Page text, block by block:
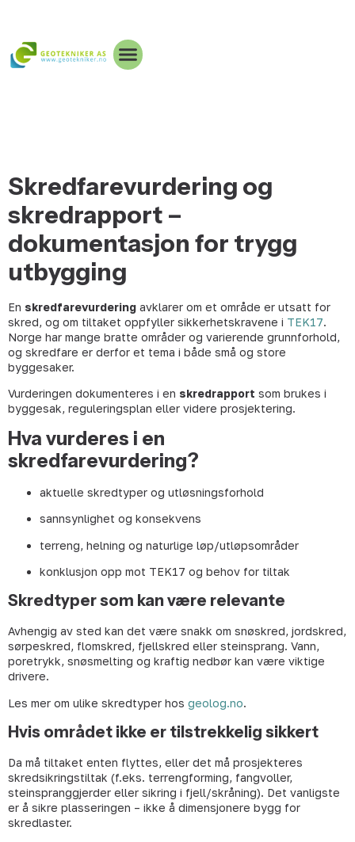
Skredfarevurdering og
skredrapport –
dokumentasjon for trygg
utbygging
En skredfarevurdering avklarer om et område er utsatt for
skred, og om tiltaket oppfyller sikkerhetskravene i TEK17.
Norge har mange bratte områder og varierende grunnforhold,
og skredfare er derfor et tema i både små og store
byggesaker.
Vurderingen dokumenteres i en skredrapport som brukes i
byggesak, reguleringsplan eller videre prosjektering.
Hva vurderes i en
skredfarevurdering?
aktuelle skredtyper og utløsningsforhold
sannsynlighet og konsekvens
terreng, helning og naturlige løp/utløpsområder
konklusjon opp mot TEK17 og behov for tiltak
Skredtyper som kan være relevante
Avhengig av sted kan det være snakk om snøskred, jordskred,
sørpeskred, flomskred, fjellskred eller steinsprang. Vann,
poretrykk, snøsmelting og kraftig nedbør kan være viktige
drivere.
Les mer om ulike skredtyper hos geolog.no.
Hvis området ikke er tilstrekkelig sikkert
Da må tiltaket enten flyttes, eller det må prosjekteres
skredsikringstiltak (f.eks. terrengforming, fangvoller,
steinspranggjerder eller sikring i fjell/skråning). Det vanligste
er å sikre plasseringen – ikke å dimensjonere bygg for
skredlaster.